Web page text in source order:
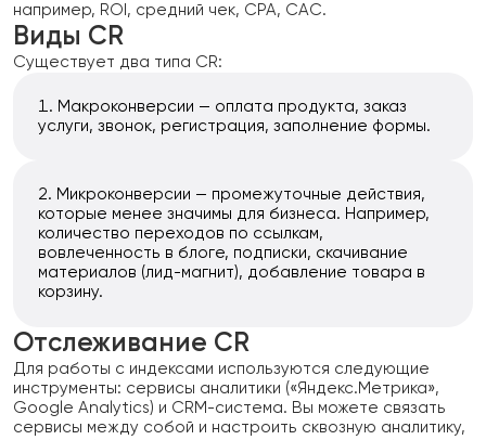
например, ROI, средний чек, CPA, CAC.
Виды CR
Существует два типа CR:
Макроконверсии — оплата продукта, заказ
услуги, звонок, регистрация, заполнение формы.
Микроконверсии — промежуточные действия,
которые менее значимы для бизнеса. Например,
количество переходов по ссылкам,
вовлеченность в блоге, подписки, скачивание
материалов (лид-магнит), добавление товара в
корзину.
Отслеживание CR
Для работы с индексами используются следующие
инструменты: сервисы аналитики («Яндекс.Метрика»,
Google Analytics) и CRM-система. Вы можете связать
сервисы между собой и настроить сквозную аналитику,